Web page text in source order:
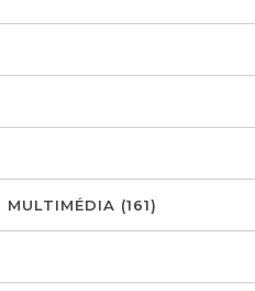
MULTIMÉDIA (161)